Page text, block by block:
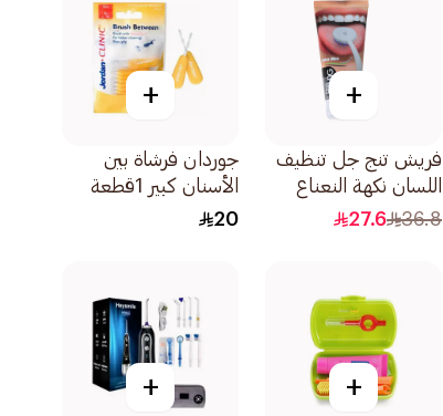
+
فريش تنج جل تنظيف
اللسان نكهة النعناع
اكسترا 85جرام
36.8
27.6
+
جوردان فرشاة بين
الأسنان كبير 1قطعة
20
+
+